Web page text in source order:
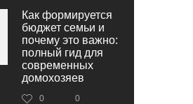
Как формируется
бюджет семьи и
почему это важно:
полный гид для
современных
домохозяев
0 0